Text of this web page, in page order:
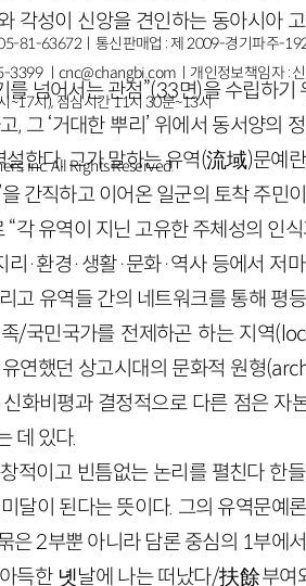
각성이 신앙을 견인하는 동아시아
를 넘어서는 관점”(33면)을 수립하기
그 ‘거대한 뿌리’ 위에서 동서양의
한다. 그가 말하는 유역(流域)문예란
간직하고 이어온 일군의 토착 주민
각 유역이 지닌 고유한 주체성의 인
·환경·생활·문화·역사 등에서 저
고 유역들 간의 네트워크를 통해 평
/국민국가를 전제하곤 하는 지역
연했던 상고시대의 문화적 원형
화비평과 결정적으로 다른 점은 자
데 있다.
적이고 빈틈없는 논리를 펼친다 한
달이 된다는 뜻이다. 그의 유역문예
은 2부뿐 아니라 담론 중심의 1부에
득한 녯날에 나는 떠났다/扶餘부
81-63672ㅣ통신판매업 : 제 2009-경기파주-
3399 ㅣcnc@changbi.com ㅣ개인정보책임자 :
시), 점심시간 11시 30분~13시
inc. All Rights Reserved.